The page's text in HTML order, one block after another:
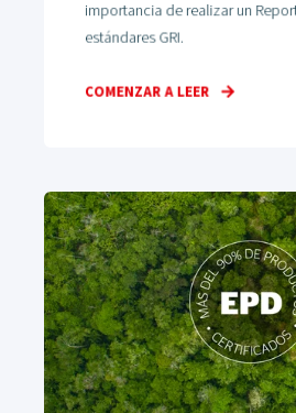
importancia de realizar un
estándares GRI.
COMENZAR A LEER